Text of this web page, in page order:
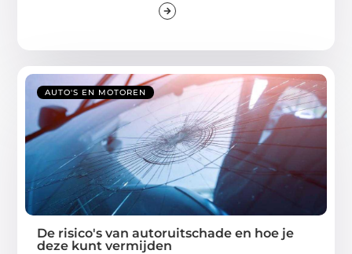
AUTO'S EN MOTOREN
De risico's van autoruitschade en hoe je
deze kunt vermijden